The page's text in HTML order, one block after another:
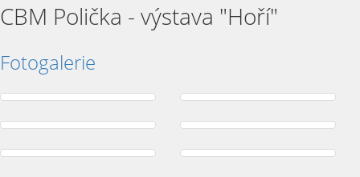
CBM Polička - výstava "Hoří"
Fotogalerie